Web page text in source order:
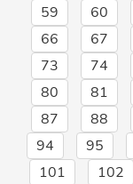
59
60
66
67
73
74
80
81
87
88
94
95
101
102